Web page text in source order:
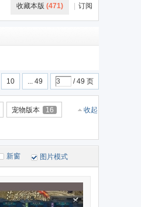
收藏本版 (471) 订阅
10 ... 49 / 49 页
收起
宠物版本 16
新窗 图片模式